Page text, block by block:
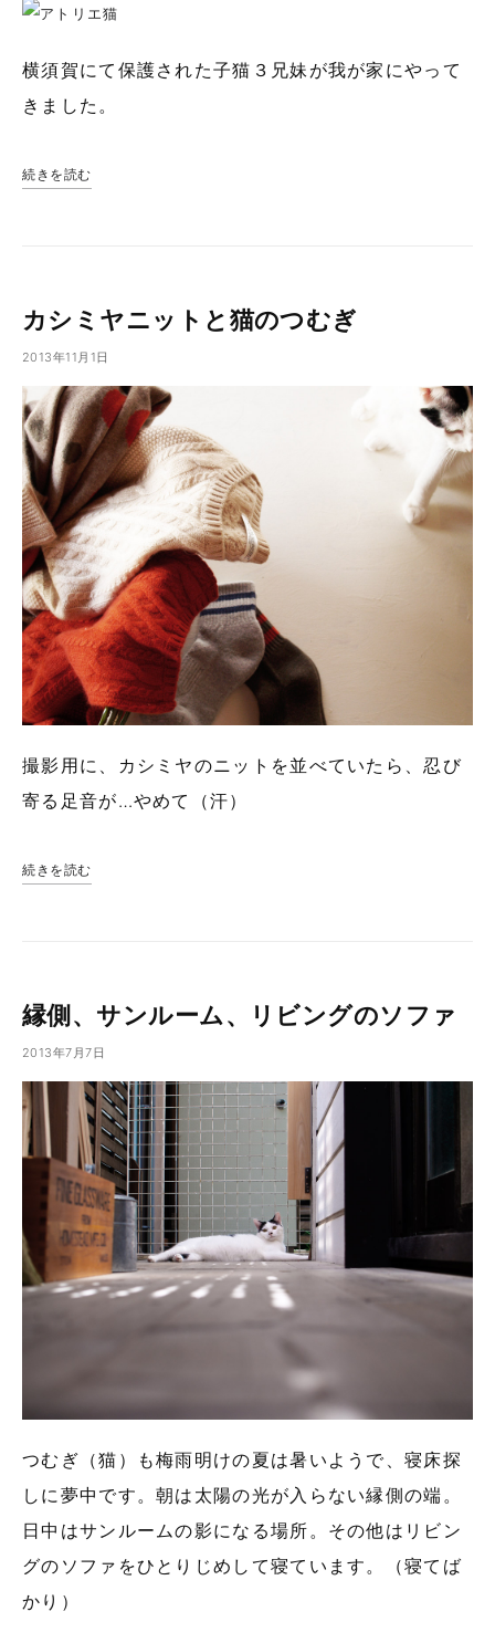
横須賀にて保護された子猫３兄妹が我が家にやって
きました。
続きを読む
カシミヤニットと猫のつむぎ
2013年11月1日
撮影用に、カシミヤのニットを並べていたら、忍び
寄る足音が…やめて（汗）
続きを読む
縁側、サンルーム、リビングのソファ
2013年7月7日
つむぎ（猫）も梅雨明けの夏は暑いようで、寝床探
しに夢中です。朝は太陽の光が入らない縁側の端。
日中はサンルームの影になる場所。その他はリビン
グのソファをひとりじめして寝ています。（寝てば
かり）